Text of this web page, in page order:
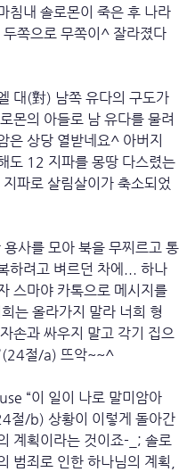
침내 솔로몬이 죽은 후 나라
두쪽으로 무쪽이^ 잘라졌다
대(對) 남쪽 유다의 구도가
몬의 아들로 남 유다를 물려
은 상당 열받네요^ 아버지
도 12 지파를 몽땅 다스렸는
파로 살림살이가 축소되었
사를 모아 북을 무찌르고 통
하려고 벼르던 차에... 하나
스마야 카톡으로 메시지를
는 올라가지 말라 너희 형
손과 싸우지 말고 각기 집으
절/a) 뜨악~~^
“이 일이 나로 말미암아
절/b) 상황이 이렇게 돌아간
계획이라는 것이죠-_; 솔로
범죄로 인한 하나님의 계획,